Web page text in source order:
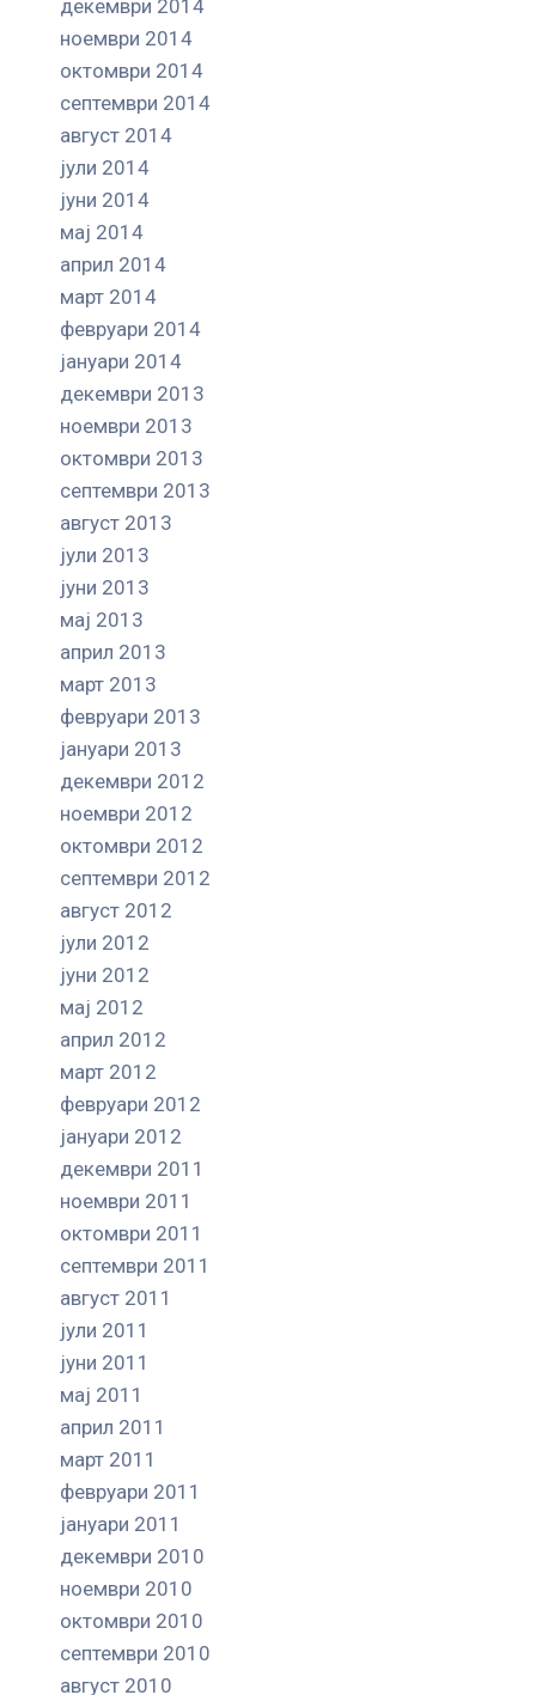
декември 2014
ноември 2014
октомври 2014
септември 2014
август 2014
јули 2014
јуни 2014
мај 2014
април 2014
март 2014
февруари 2014
јануари 2014
декември 2013
ноември 2013
октомври 2013
септември 2013
август 2013
јули 2013
јуни 2013
мај 2013
април 2013
март 2013
февруари 2013
јануари 2013
декември 2012
ноември 2012
октомври 2012
септември 2012
август 2012
јули 2012
јуни 2012
мај 2012
април 2012
март 2012
февруари 2012
јануари 2012
декември 2011
ноември 2011
октомври 2011
септември 2011
август 2011
јули 2011
јуни 2011
мај 2011
април 2011
март 2011
февруари 2011
јануари 2011
декември 2010
ноември 2010
октомври 2010
септември 2010
август 2010